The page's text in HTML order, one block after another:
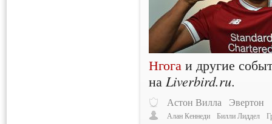
Нгога и другие
на Liverbird.ru.
Астон Вилла Эвертон
Алан Кеннеди Билли Лиддел